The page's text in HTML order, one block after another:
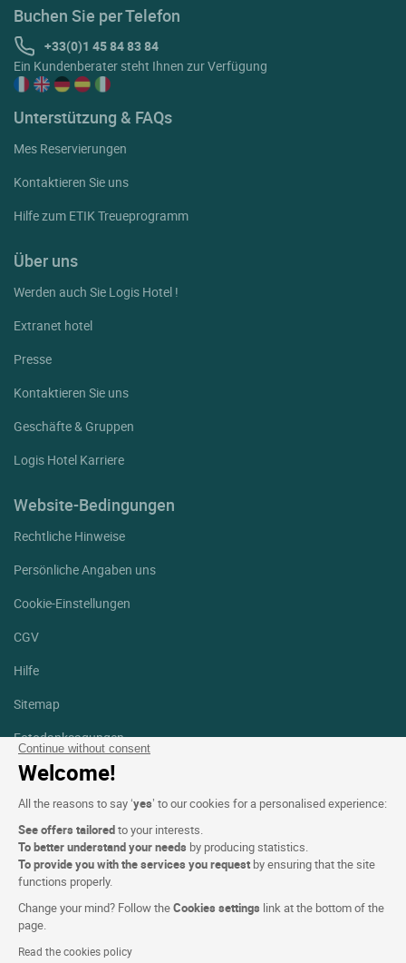
Continue without consent
Welcome!
All the reasons to say ‘yes’ to our cookies for a personalised experience:
See offers tailoredto your interests.
To better understand your needs by producing statistics.
To provide you with the services you request by ensuring that the site
functions properly.
Change your mind? Follow theCookies settings link at the bottom of the
page.
Read the cookies policy
Buchen Sie per Telefon
+33(0)1 45 84 83 84
Ein Kundenberater steht Ihnen zur Verfügung
Unterstützung & FAQs
Mes Reservierungen
Kontaktieren Sie uns
Hilfe zum ETIK Treueprogramm
Über uns
Werden auch Sie Logis Hotel !
Extranet hotel
Presse
Kontaktieren Sie uns
Geschäfte & Gruppen
Logis Hotel Karriere
Website-Bedingungen
Rechtliche Hinweise
Persönliche Angaben uns
Cookie-Einstellungen
CGV
Hilfe
Sitemap
Fotodanksagungen
Folgen Sie uns
Facebook
Linkedin
Logis Hotel copyright © 2026 Alle Rechte vorbehalten - CGV.